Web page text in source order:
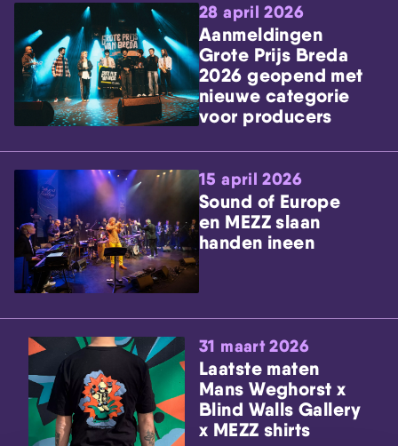
28 april 2026
Aanmeldingen
Grote Prijs Breda
2026 geopend met
nieuwe categorie
voor producers
15 april 2026
Sound of Europe
en MEZZ slaan
handen ineen
31 maart 2026
Laatste maten
Mans Weghorst x
Blind Walls Gallery
x MEZZ shirts